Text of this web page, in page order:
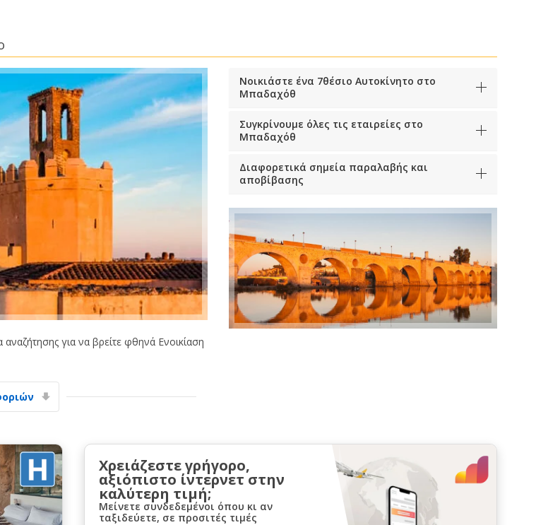
εξοικονομήσεις
πρόσβαση σε αποκλειστικές
Σύνδεση με eLink
για να βρείτε φθηνά Ενοικίαση
Νοικιάστε ένα 7θέσιο Αυτοκίνητο στο
Μπαδαχόθ
Συγκρίνουμε όλες τις εταιρείες στο
Μπαδαχόθ
Διαφορετικά σημεία παραλαβής και
αποβίβασης
Χρειάζεστε γρήγορο,
αξιόπιστο ίντερνετ στην
καλύτερη τιμή;
Μείνετε συνδεδεμένοι όπου κι αν
ταξιδεύετε, σε προσιτές τιμές